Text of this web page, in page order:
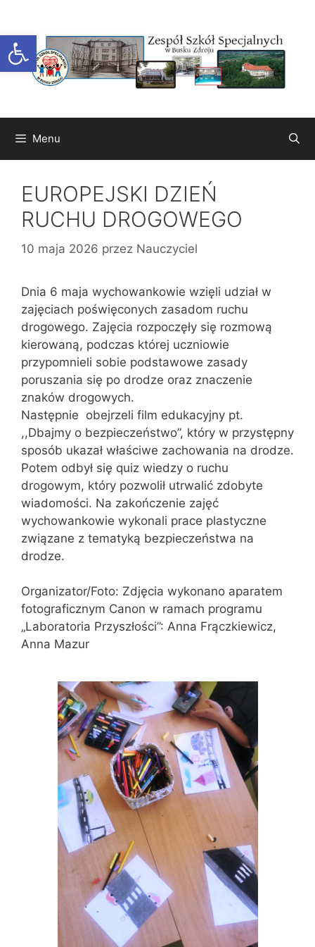
Otwórz pasek narzędzi
treści
Menu
EUROPEJSKI DZIEŃ
RUCHU DROGOWEGO
10 maja 2026 przez Nauczyciel
Dnia 6 maja wychowankowie wzięli udział w
zajęciach poświęconych zasadom ruchu
drogowego. Zajęcia rozpoczęły się rozmową
kierowaną, podczas której uczniowie
przypomnieli sobie podstawowe zasady
poruszania się po drodze oraz znaczenie
znaków drogowych.
Następnie obejrzeli film edukacyjny pt.
,,Dbajmy o bezpieczeństwo”, który w przystępny
sposób ukazał właściwe zachowania na drodze.
Potem odbył się quiz wiedzy o ruchu
drogowym, który pozwolił utrwalić zdobyte
wiadomości. Na zakończenie zajęć
wychowankowie wykonali prace plastyczne
związane z tematyką bezpieczeństwa na
drodze.
Organizator/Foto: Zdjęcia wykonano aparatem
fotograficznym Canon w ramach programu
„Laboratoria Przyszłości”: Anna Frączkiewicz,
Anna Mazur